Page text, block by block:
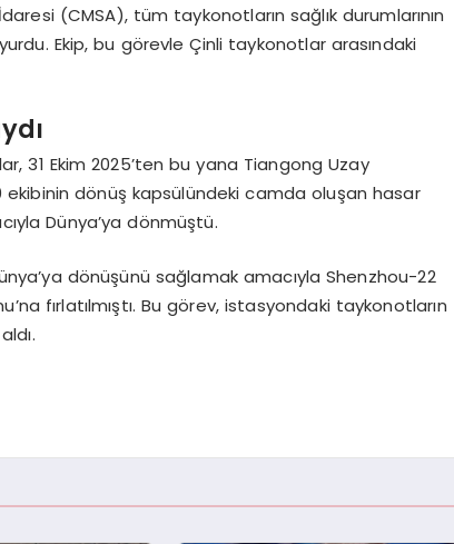
(CMSA), tüm taykonotların sağlık durumlarının
Ekip, bu görevle Çinli taykonotlar arasındaki
31 Ekim 2025’ten bu yana Tiangong Uzay
ekibinin dönüş kapsülündeki camda oluşan hasar
Dünya’ya dönmüştü.
dönüşünü sağlamak amacıyla Shenzhou-22
fırlatılmıştı. Bu görev, istasyondaki taykonotların